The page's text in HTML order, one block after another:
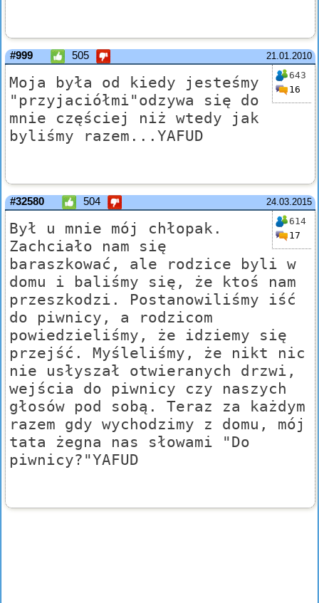
21.01.2010
#999 505
643
16
Moja była od kiedy jesteśmy
"przyjaciółmi"odzywa się do
mnie częściej niż wtedy jak
byliśmy razem...YAFUD
24.03.2015
#32580 504
614
17
Był u mnie mój chłopak.
Zachciało nam się
baraszkować, ale rodzice byli w
domu i baliśmy się, że ktoś nam
przeszkodzi. Postanowiliśmy iść
do piwnicy, a rodzicom
powiedzieliśmy, że idziemy się
przejść. Myśleliśmy, że nikt nic
nie usłyszał otwieranych drzwi,
wejścia do piwnicy czy naszych
głosów pod sobą. Teraz za każdym
razem gdy wychodzimy z domu, mój
tata żegna nas słowami "Do
piwnicy?"YAFUD